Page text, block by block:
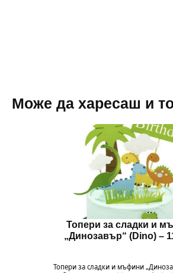
Може да харесаш и
Топери за сладки и
„Динозавър“ (Dino) –
Топери за сладки и мъфини